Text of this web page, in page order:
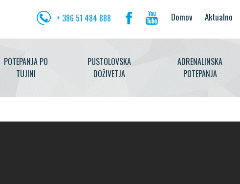
+ 386 51 484 888 Domov Aktualno
POTEPANJA PO
TUJINI
PUSTOLOVSKA
DOŽIVETJA
ADRENALINSKA
POTEPANJA